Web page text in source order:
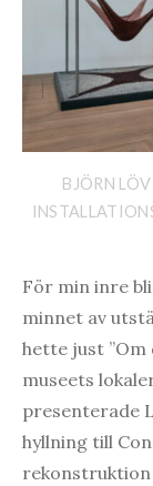
BJÖRN
För min inre
minnet av
hette just ”Om
museets
presenterade
hyllning till
rekonstruktion